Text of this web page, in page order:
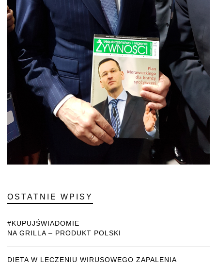
OSTATNIE WPISY
#KUPUJŚWIADOMIE
NA GRILLA – PRODUKT POLSKI
DIETA W LECZENIU WIRUSOWEGO ZAPALENIA